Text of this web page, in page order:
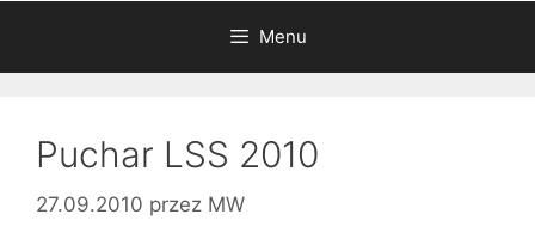
Menu
Puchar LSS 2010
27.09.2010 przez MW